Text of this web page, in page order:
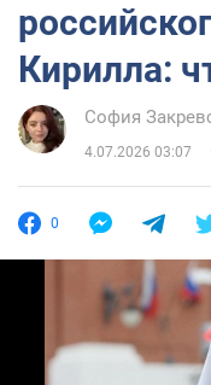
Кирилла:
София
4.07.2026 03:07
0